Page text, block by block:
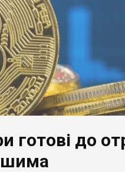
готові до
БІЗНЕС НОВИНИ